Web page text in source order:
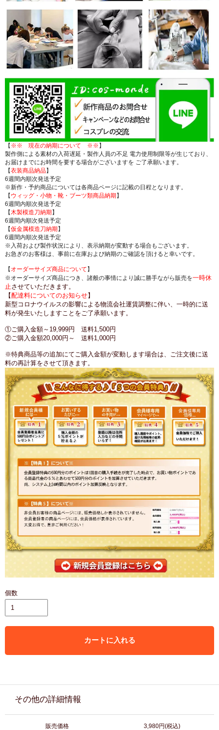
【※※ 現在の納期について ※※】
製作側による素材の入荷遅延・製作人員の不足 電力使用制限等が生じており、
お届けまでにお時間を要する場合がございますを ご了承願います。
【衣装商品納品】
6週間内順次発送予定
※新作・予約商品については各商品ページに記載の日程となります。
【ウィッグ・小物・靴・ブーツ類商品納期】
6週間内順次発送予定
【木製模造刀納期】
6週間内順次発送予定
【仮金属模造刀納期】
6週間内順次発送予定
※入荷および製作状況により、表示納期が変動する場合もございます。
お急ぎのお客様は、事前に在庫および納期のご確認を頂けると幸いです。
【オーダーサイズ商品について】
※オーダーサイズ商品につき、諸般の事情により誠に勝手ながら販売を一時休
止させていただきます。
【配達料についてのお知らせ】
新型コロナウイルスの影響による物流会社運賃調整に伴い、一時的に送
料が発生いたしますことをご了承願います。
①ご購入金額～19,999円 送料1,500円
②ご購入金額20,000円～ 送料1,000円
※特典商品等の追加にてご購入金額が変動します場合は、ご注文後に送
料の再計算をさせて頂きます。
個数
カートに入れる
その他の詳細情報
販売価格 3,980円(税込)